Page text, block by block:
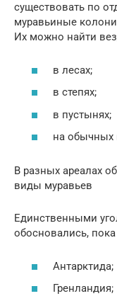
существовать по
муравьиные
Их можно найти
в лесах;
в степях;
в пустынях;
на обычных
В разных ареалах
виды муравьев
Единственными
обосновались,
Антарктида;
Гренландия;